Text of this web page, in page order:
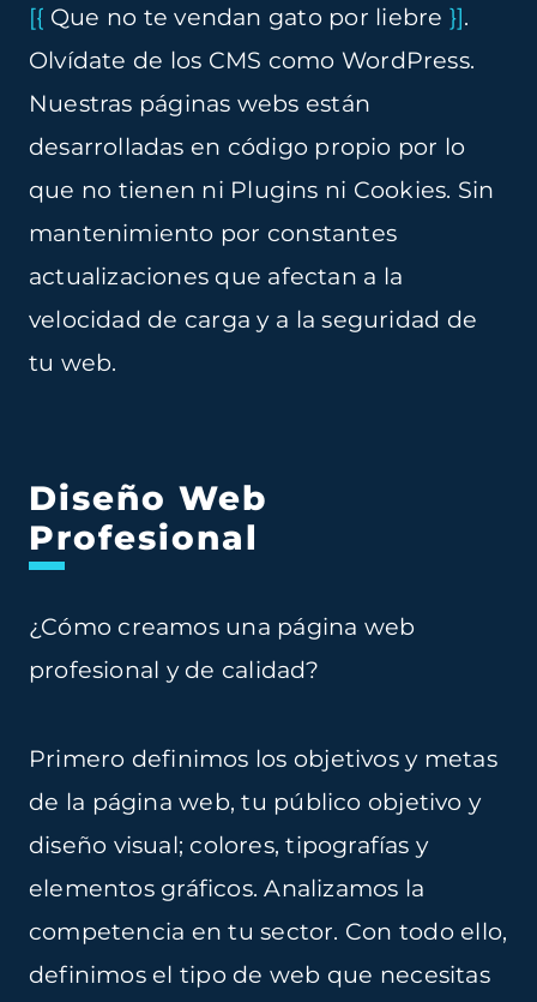
[{ Que no te vendan gato por liebre }].
Olvídate de los CMS como WordPress.
Nuestras páginas webs están
desarrolladas en código propio por lo
que no tienen ni Plugins ni Cookies. Sin
mantenimiento por constantes
actualizaciones que afectan a la
velocidad de carga y a la seguridad de
tu web.
Diseño Web
Profesional
¿Cómo creamos una página web
profesional y de calidad?
Primero definimos los objetivos y metas
de la página web, tu público objetivo y
diseño visual; colores, tipografías y
elementos gráficos. Analizamos la
competencia en tu sector. Con todo ello,
definimos el tipo de web que necesitas